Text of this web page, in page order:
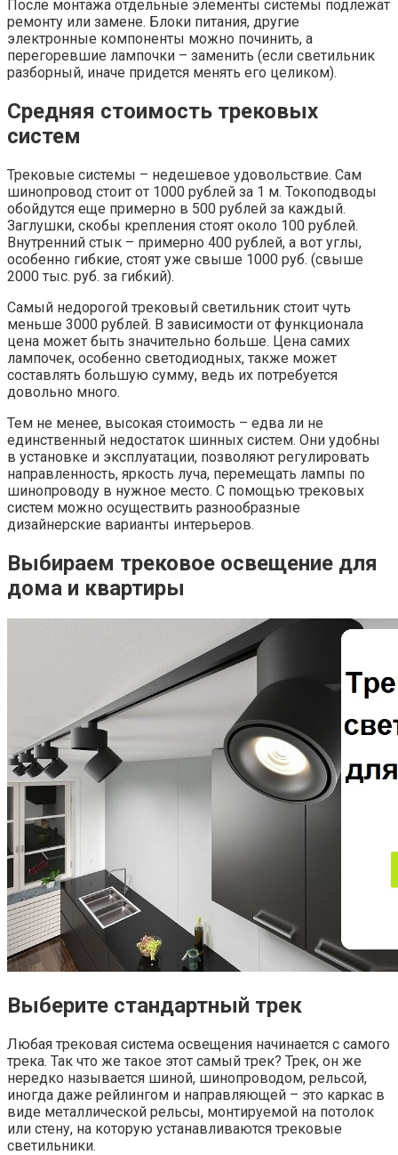
После монтажа отдельные элементы системы подлежат
ремонту или замене. Блоки питания, другие
электронные компоненты можно починить, а
перегоревшие лампочки – заменить (если светильник
разборный, иначе придется менять его целиком).
Средняя стоимость трековых
систем
Трековые системы – недешевое удовольствие. Сам
шинопровод стоит от 1000 рублей за 1 м. Токоподводы
обойдутся еще примерно в 500 рублей за каждый.
Заглушки, скобы крепления стоят около 100 рублей.
Внутренний стык – примерно 400 рублей, а вот углы,
особенно гибкие, стоят уже свыше 1000 руб. (свыше
2000 тыс. руб. за гибкий).
Самый недорогой трековый светильник стоит чуть
меньше 3000 рублей. В зависимости от функционала
цена может быть значительно больше. Цена самих
лампочек, особенно светодиодных, также может
составлять большую сумму, ведь их потребуется
довольно много.
Тем не менее, высокая стоимость – едва ли не
единственный недостаток шинных систем. Они удобны
в установке и эксплуатации, позволяют регулировать
направленность, яркость луча, перемещать лампы по
шинопроводу в нужное место. С помощью трековых
систем можно осуществить разнообразные
дизайнерские варианты интерьеров.
Выбираем трековое освещение для
дома и квартиры
Выберите стандартный трек
Любая трековая система освещения начинается с самого
трека. Так что же такое этот самый трек? Трек, он же
нередко называется шиной, шинопроводом, рельсой,
иногда даже рейлингом и направляющей – это каркас в
виде металлической рельсы, монтируемой на потолок
или стену, на которую устанавливаются трековые
светильники.